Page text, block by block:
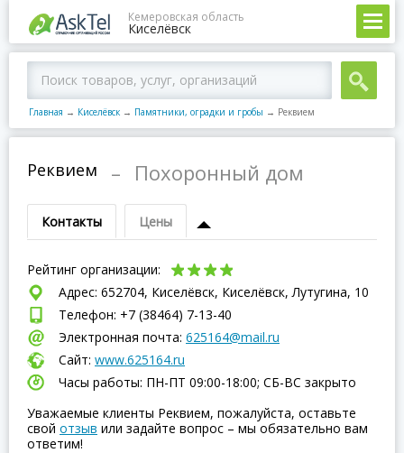
Кемеровская область
Киселёвск
Главная → Киселёвск → Памятники, оградки и гробы → Реквием
Реквием – Похоронный дом
Контакты Цены
Рейтинг организации:
Адрес: 652704, Киселёвск, Киселёвск, Лутугина, 10
Телефон: +7 (38464) 7-13-40
Электронная почта: 625164@mail.ru
Сайт: www.625164.ru
Часы работы: ПН-ПТ 09:00-18:00; СБ-ВC закрыто
Уважаемые клиенты Реквием, пожалуйста, оставьте
свой отзыв или задайте вопрос – мы обязательно вам
ответим!